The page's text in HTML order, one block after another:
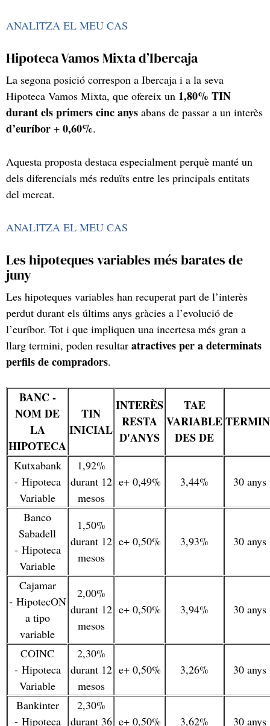
ANALITZA EL MEU CAS
Hipoteca Vamos Mixta d’Ibercaja
La segona posició correspon a Ibercaja i a la seva
Hipoteca Vamos Mixta, que ofereix un 1,80% TIN
durant els primers cinc anys abans de passar a un interès
d’euríbor + 0,60%.
Aquesta proposta destaca especialment perquè manté un
dels diferencials més reduïts entre les principals entitats
del mercat.
ANALITZA EL MEU CAS
Les hipoteques variables més barates de
juny
Les hipoteques variables han recuperat part de l’interès
perdut durant els últims anys gràcies a l’evolució de
l’euríbor. Tot i que impliquen una incertesa més gran a
llarg termini, poden resultar atractives per a determinats
perfils de compradors.
BANC -
NOM DE
LA
HIPOTECA
TIN
INICIAL
INTERÈS
RESTA
D'ANYS
TAE
VARIABLE
DES DE
Kutxabank
- Hipoteca
Variable
1,92%
durant 12
mesos
e+ 0,49% 3,44% 30 anys
Banco
Sabadell
- Hipoteca
Variable
1,50%
durant 12
mesos
e+ 0,50% 3,93% 30 anys
Cajamar
- HipotecON
a tipo
variable
2,00%
durant 12
mesos
e+ 0,50% 3,94% 30 anys
COINC
- Hipoteca
Variable
2,30%
durant 12
mesos
e+ 0,50% 3,26% 30 anys
Bankinter
- Hipoteca
2,30%
durant 36 e+ 0,50% 3,62% 30 anys